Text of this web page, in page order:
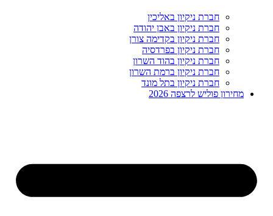
חברת ניקיון באליכין
חברת ניקיון באבן יהודה
חברת ניקיון בקדימה צורן
חברת ניקיון בפרדסיה
חברת ניקיון בהוד השרון
חברת ניקיון ברמת השרון
חברת ניקיון בתל מונד
מחירון פוליש לרצפה 2026